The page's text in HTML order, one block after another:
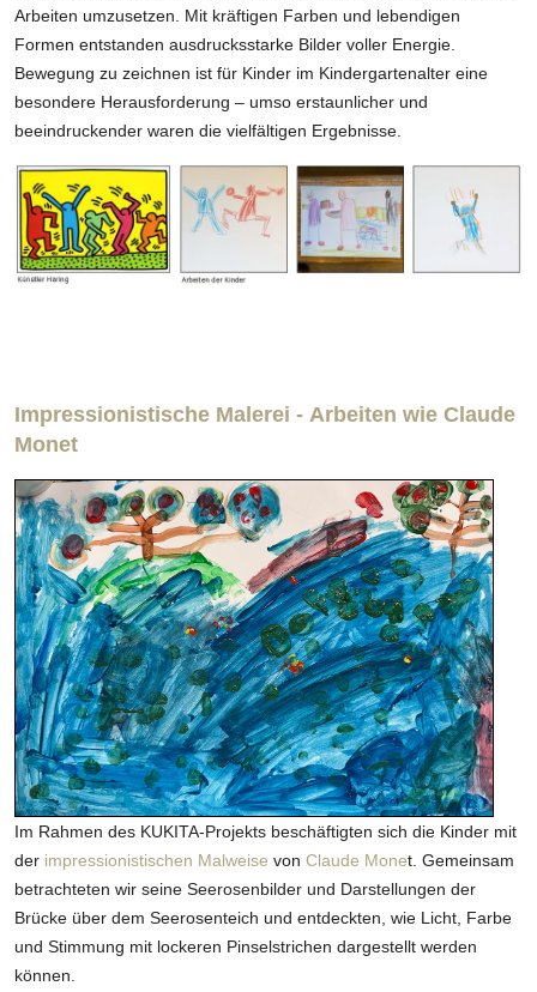
Arbeiten umzusetzen. Mit kräftigen Farben und lebendigen
Formen entstanden ausdrucksstarke Bilder voller Energie.
Bewegung zu zeichnen ist für Kinder im Kindergartenalter eine
besondere Herausforderung – umso erstaunlicher und
beeindruckender waren die vielfältigen Ergebnisse.
Impressionistische Malerei - Arbeiten wie Claude
Monet
Im Rahmen des KUKITA-Projekts beschäftigten sich die Kinder mit
der impressionistischen Malweise von Claude Monet. Gemeinsam
betrachteten wir seine Seerosenbilder und Darstellungen der
Brücke über dem Seerosenteich und entdeckten, wie Licht, Farbe
und Stimmung mit lockeren Pinselstrichen dargestellt werden
können.